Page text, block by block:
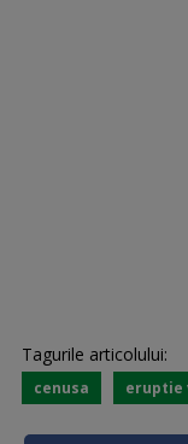
Tagurile articolului:
cenusa eruptie